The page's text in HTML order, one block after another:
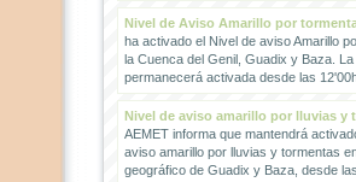
Nivel de Aviso Amarillo por
ha activado el Nivel de aviso Amarillo
la Cuenca del Genil, Guadix y Baza. La
permanecerá activada desde las 12'00h
Nivel de aviso amarillo por lluvias y
AEMET informa que mantendrá
aviso amarillo por lluvias y tormentas
geográfico de Guadix y Baza, desde